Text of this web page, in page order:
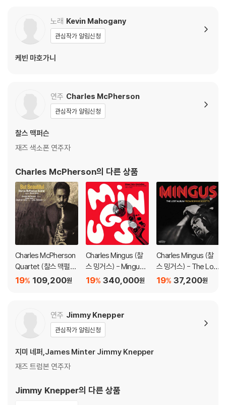
노래 Kevin Mahogany
관심작가 알림신청
케빈 마호가니
연주 Charles McPherson
관심작가 알림신청
찰스 맥퍼슨
재즈 색소폰 연주자
Charles McPherson의 다른 상품
Charles McPherson
Quartet (찰스 맥펄슨
쿼텟) - But Beautiful
109,200원
19%
Charles Mingus (찰
스 밍거스) - Mingus T
akes Manhattan: Th
[4LP]
340,000원
19%
Charles Mingus (찰
스 밍거스) - The Los
t Album From Ronni
37,200원
19%
연주 Jimmy Knepper
관심작가 알림신청
지미 네퍼,James Minter Jimmy Knepper
재즈 트럼본 연주자
Jimmy Knepper의 다른 상품